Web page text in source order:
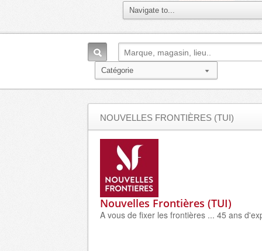
NOUVELLES FRONTIÈRES (TUI)
Nouvelles Frontières (TUI)
A vous de fixer les frontières ... 45 ans